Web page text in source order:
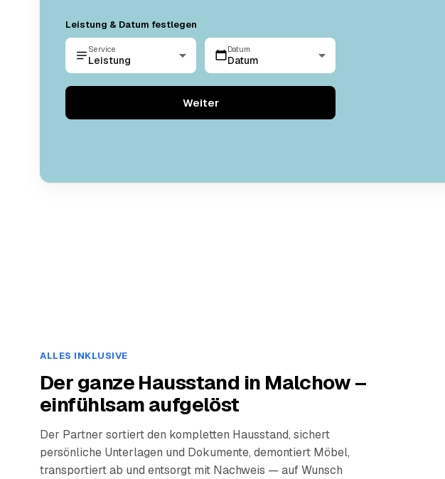
Leistung & Datum festlegen
Service
Leistung
Datum
Datum
Weiter
ALLES INKLUSIVE
Der ganze Hausstand in Malchow –
einfühlsam aufgelöst
Der Partner sortiert den kompletten Hausstand, sichert
persönliche Unterlagen und Dokumente, demontiert Möbel,
transportiert ab und entsorgt mit Nachweis — auf Wunsch